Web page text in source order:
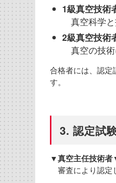
1級真空技術
真空科学と
2級真空技術
真空の技
合格者には、認定
す。
3. 認定試
▼真空主任技術
審査により認定